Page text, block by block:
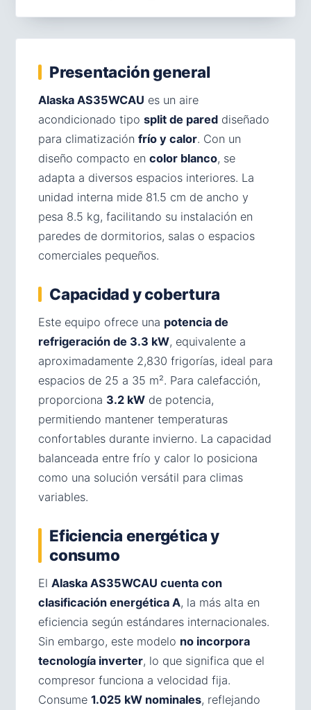
Presentación general
Alaska AS35WCAU es un aire
acondicionado tipo split de pared diseñado
para climatización frío y calor. Con un
diseño compacto en color blanco, se
adapta a diversos espacios interiores. La
unidad interna mide 81.5 cm de ancho y
pesa 8.5 kg, facilitando su instalación en
paredes de dormitorios, salas o espacios
comerciales pequeños.
Capacidad y cobertura
Este equipo ofrece una potencia de
refrigeración de 3.3 kW, equivalente a
aproximadamente 2,830 frigorías, ideal para
espacios de 25 a 35 m². Para calefacción,
proporciona 3.2 kW de potencia,
permitiendo mantener temperaturas
confortables durante invierno. La capacidad
balanceada entre frío y calor lo posiciona
como una solución versátil para climas
variables.
Eficiencia energética y
consumo
El Alaska AS35WCAU cuenta con
clasificación energética A, la más alta en
eficiencia según estándares internacionales.
Sin embargo, este modelo no incorpora
tecnología inverter, lo que significa que el
compresor funciona a velocidad fija.
Consume 1.025 kW nominales, reflejando